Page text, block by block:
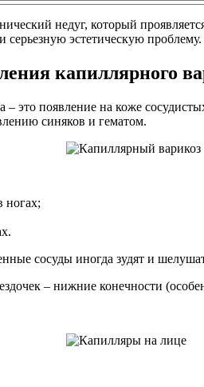
недуг, который
эстетическую
капиллярного
это появление на коже
синяков и гематом.
ногах;
сосуды иногда зудят и
– нижние конечности